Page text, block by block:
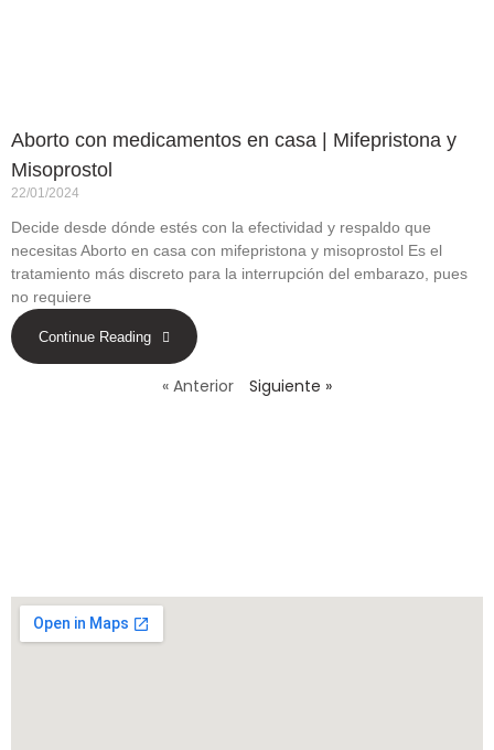
Aborto con medicamentos en casa | Mifepristona y
Misoprostol
22/01/2024
Decide desde dónde estés con la efectividad y respaldo que
necesitas Aborto en casa con mifepristona y misoprostol Es el
tratamiento más discreto para la interrupción del embarazo, pues
no requiere
Continue Reading
« Anterior Siguiente »